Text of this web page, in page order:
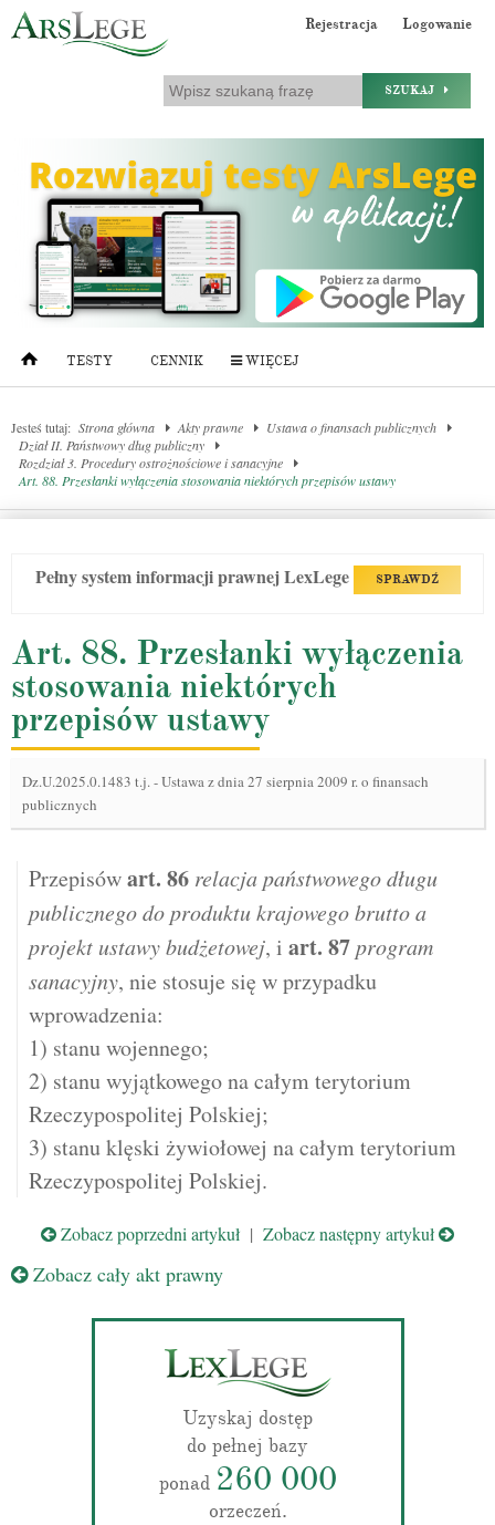
Rejestracja Logowanie
SZUKAJ
TESTY CENNIK WIĘCEJ
Jesteś tutaj: Strona główna Akty prawne
Ustawa o finansach publicznych
Dział II. Państwowy dług publiczny
Rozdział 3. Procedury ostrożnościowe i sanacyjne
Art. 88. Przesłanki wyłączenia stosowania niektórych przepisów ustawy
Pełny system informacji prawnej LexLege SPRAWDŹ
Art. 88. Przesłanki wyłączenia
stosowania niektórych
przepisów ustawy
Dz.U.2025.0.1483 t.j.-Ustawa z dnia 27 sierpnia 2009 r. o finansach
publicznych
Przepisówart. 86 relacja państwowego długu
publicznego do produktu krajowego brutto a
projekt ustawy budżetowej, i art. 87 program
sanacyjny, nie stosuje się w przypadku
wprowadzenia:
1) stanu wojennego;
2) stanu wyjątkowego na całym terytorium
Rzeczypospolitej Polskiej;
3) stanu klęski żywiołowej na całym terytorium
Rzeczypospolitej Polskiej.
Zobacz poprzedni artykuł | Zobacz następny artykuł
Zobacz cały akt prawny
Uzyskaj dostęp
do pełnej bazy
ponad 260 000
orzeczeń.